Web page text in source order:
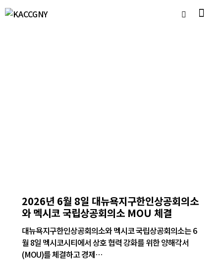
2026년 6월 8일 대뉴욕지구한인상공회의소
와 멕시코 국립상공회의소 MOU 체결
대뉴욕지구한인상공회의소와 멕시코 국립상공회의소는 6
월 8일 멕시코시티에서 상호 협력 강화를 위한 양해각서
(MOU)를 체결하고 경제…